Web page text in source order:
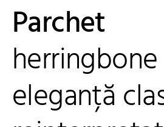
Parchet
eleganță